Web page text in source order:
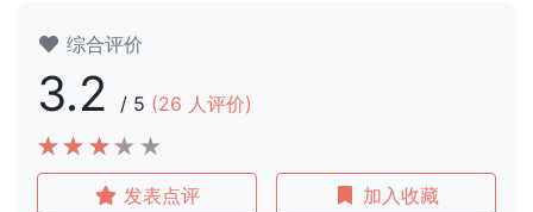
综合评价
3.2 / 5 (26 人评价)
发表点评 加入收藏